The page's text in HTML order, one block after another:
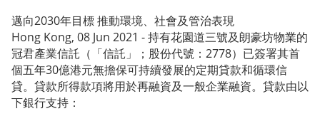
邁向2030年目標 推動環境、社會及管治表現
Hong Kong, 08 Jun 2021 - 持有花園道三號及朗豪坊物業的
冠君產業信託 （「信託」；股份代號：2778）已簽署其首
個五年30億港元無擔保可持續發展的定期貸款和循環信
貸。貸款所得款項將用於再融資及一般企業融資。貸款由以
下銀行支持：